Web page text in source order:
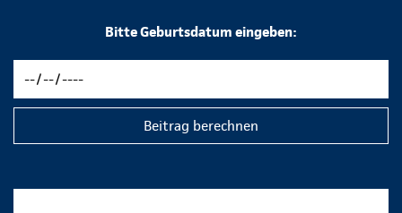
Bitte Geburtsdatum eingeben:
Beitrag berechnen